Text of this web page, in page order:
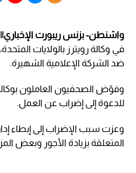
واشنطن- بزنس ريبورت الإخباري||
في وكالة رويترز بالولايات
ضد الشركة الإعلامية الشهيرة.
وفوّض الصحفيون العاملون
للدعوة إلى إضراب عن العمل.
وعزت سبب الإضراب إلى إبطاء
المتعلقة بزيادة الأجور وبعض